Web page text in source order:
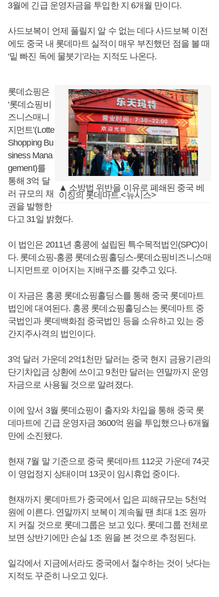
3월에 긴급 운영자금을 투입한 지 6개월 만이다.
사드보복이 언제 풀릴지 알 수 없는 데다 사드보복 이전
에도 중국 내 롯데마트 실적이 매우 부진했던 점을 볼 때
‘밑 빠진 독에 물붓기’라는 지적도 나온다.
▲ 소방법 위반을 이유로 폐쇄된 중국 베
이징의 롯데마트.<뉴시스>
롯데쇼핑은
‘롯데쇼핑비
즈니스매니
지먼트’(Lotte
Shopping Bu
siness Mana
gement)를
통해 3억 달
러 규모의 채
권을 발행한
다고 31일 밝혔다.
이 법인은 2011년 홍콩에 설립된 특수목적법인(SPC)이
다. 롯데쇼핑-홍콩 롯데쇼핑홀딩스-롯데쇼핑비즈니스매
니지먼트로 이어지는 지배구조를 갖추고 있다.
이 자금은 홍콩 롯데쇼핑홀딩스를 통해 중국 롯데마트
법인에 대여된다. 홍콩 롯데쇼핑홀딩스는 롯데마트 중
국법인과 롯데백화점 중국법인 등을 소유하고 있는 중
간지주사격의 법인이다.
3억 달러 가운데 2억1천만 달러는 중국 현지 금융기관의
단기차입금 상환에 쓰이고 9천만 달러는 연말까지 운영
자금으로 사용될 것으로 알려졌다.
이에 앞서 3월 롯데쇼핑이 출자와 차입을 통해 중국 롯
데마트에 긴급 운영자금 3600억 원을 투입했으나 6개월
만에 소진됐다.
현재 7월 말 기준으로 중국 롯데마트 112곳 가운데 74곳
이 영업정지 상태이며 13곳이 임시휴업 중이다.
현재까지 롯데마트가 중국에서 입은 피해규모는 5천억
원에 이른다. 연말까지 보복이 계속될 땐 최대 1조 원까
지 커질 것으로 롯데그룹은 보고 있다. 롯데그룹 전체로
보면 상반기에만 손실 1조 원을 본 것으로 추정된다.
일각에서 지금에서라도 중국에서 철수하는 것이 낫다는
지적도 꾸준히 나오고 있다.